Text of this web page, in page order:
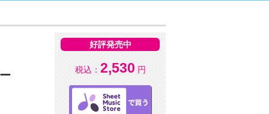
好評発売中
税込： 2,530 円